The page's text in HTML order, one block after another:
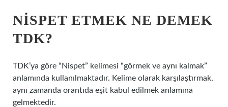
NISPET ETMEK NE DEMEK
TDK?
TDK’ya göre “Nispet” kelimesi “görmek ve aynı kalmak”
anlamında kullanılmaktadır. Kelime olarak karşılaştırmak,
aynı zamanda orantıda eşit kabul edilmek anlamına
gelmektedir.